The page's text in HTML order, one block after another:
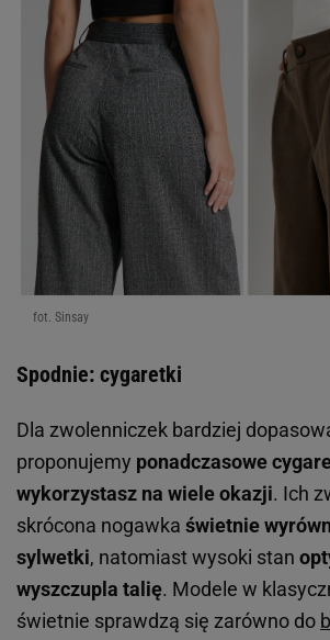
fot. Sinsay
Spodnie: cygaretki
Dla zwolenniczek bardziej
proponujemy ponadczasowe
wykorzystasz na wiele okazji. Ich
skrócona nogawka świetnie
sylwetki, natomiast wysoki stan
wyszczupla talię. Modele w
świetnie sprawdzą się zarówno do